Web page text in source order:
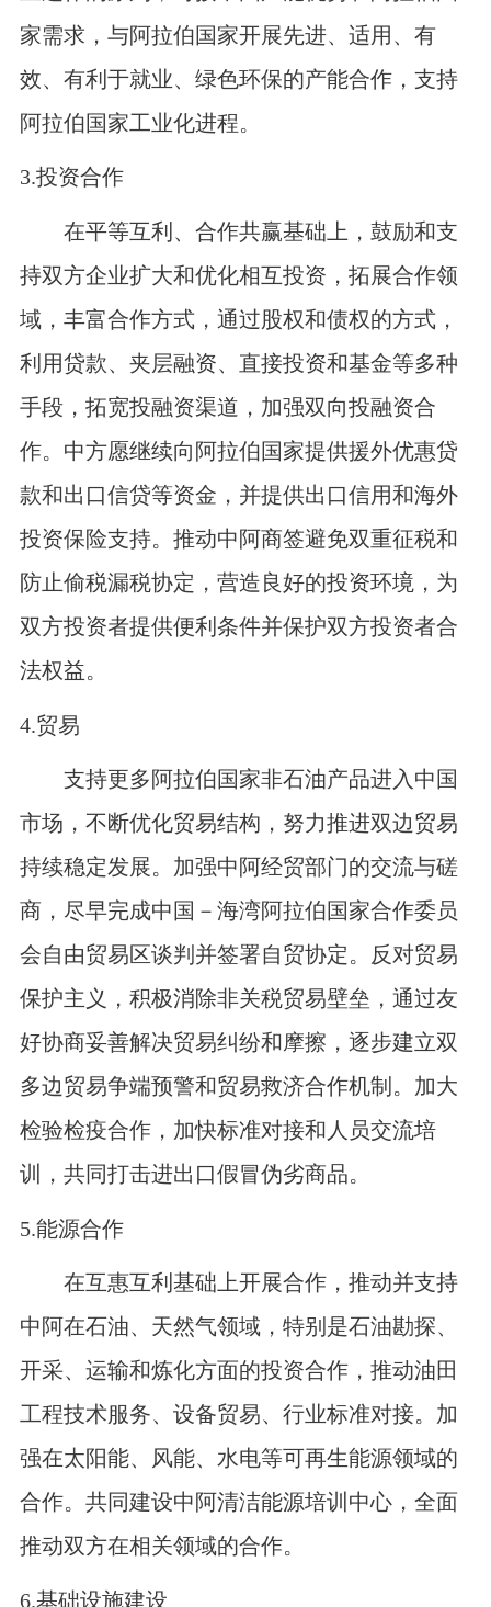
家需求，与阿拉伯国家开展先进、适用、有
效、有利于就业、绿色环保的产能合作，支持
阿拉伯国家工业化进程。
3.投资合作
在平等互利、合作共赢基础上，鼓励和支
持双方企业扩大和优化相互投资，拓展合作领
域，丰富合作方式，通过股权和债权的方式，
利用贷款、夹层融资、直接投资和基金等多种
手段，拓宽投融资渠道，加强双向投融资合
作。中方愿继续向阿拉伯国家提供援外优惠贷
款和出口信贷等资金，并提供出口信用和海外
投资保险支持。推动中阿商签避免双重征税和
防止偷税漏税协定，营造良好的投资环境，为
双方投资者提供便利条件并保护双方投资者合
法权益。
4.贸易
支持更多阿拉伯国家非石油产品进入中国
市场，不断优化贸易结构，努力推进双边贸易
持续稳定发展。加强中阿经贸部门的交流与磋
商，尽早完成中国－海湾阿拉伯国家合作委员
会自由贸易区谈判并签署自贸协定。反对贸易
保护主义，积极消除非关税贸易壁垒，通过友
好协商妥善解决贸易纠纷和摩擦，逐步建立双
多边贸易争端预警和贸易救济合作机制。加大
检验检疫合作，加快标准对接和人员交流培
训，共同打击进出口假冒伪劣商品。
5.能源合作
在互惠互利基础上开展合作，推动并支持
中阿在石油、天然气领域，特别是石油勘探、
开采、运输和炼化方面的投资合作，推动油田
工程技术服务、设备贸易、行业标准对接。加
强在太阳能、风能、水电等可再生能源领域的
合作。共同建设中阿清洁能源培训中心，全面
推动双方在相关领域的合作。
6.基础设施建设